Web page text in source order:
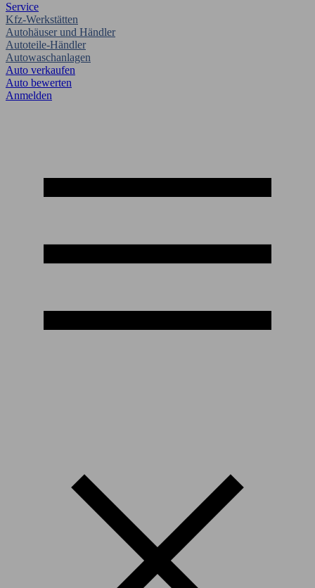
Service
Kfz-Werkstätten
Autohäuser und Händler
Autoteile-Händler
Autowaschanlagen
Auto verkaufen
Auto bewerten
Anmelden